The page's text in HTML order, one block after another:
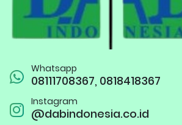
Whatsapp
08111708367, 0818418367
Instagram
@dabindonesia.co.id